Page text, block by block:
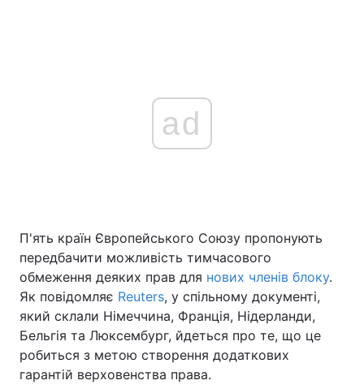
ad
П'ять країн Європейського Союзу пропонують
передбачити можливість тимчасового
обмеження деяких прав для нових членів блоку.
Як повідомляє Reuters, у спільному документі,
який склали Німеччина, Франція, Нідерланди,
Бельгія та Люксембург, йдеться про те, що це
робиться з метою створення додаткових
гарантій верховенства права.